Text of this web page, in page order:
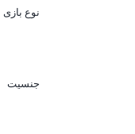
نوع بازی
جنسیت